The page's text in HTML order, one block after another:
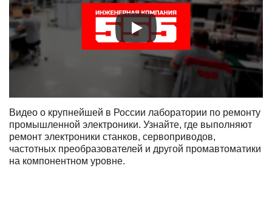
Видео о крупнейшей в России лаборатории по ремонту
промышленной электроники. Узнайте, где выполняют
ремонт электроники станков, сервоприводов,
частотных преобразователей и другой промавтоматики
на компонентном уровне.